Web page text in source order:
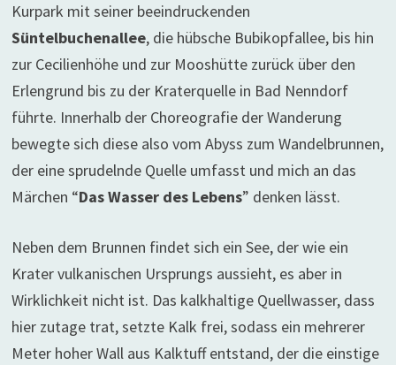
Kurpark mit seiner beeindruckenden
Süntelbuchenallee, die hübsche Bubikopfallee, bis hin
zur Cecilienhöhe und zur Mooshütte zurück über den
Erlengrund bis zu der Kraterquelle in Bad Nenndorf
führte. Innerhalb der Choreografie der Wanderung
bewegte sich diese also vom Abyss zum Wandelbrunnen,
der eine sprudelnde Quelle umfasst und mich an das
Märchen “Das Wasser des Lebens” denken lässt.
Neben dem Brunnen findet sich ein See, der wie ein
Krater vulkanischen Ursprungs aussieht, es aber in
Wirklichkeit nicht ist. Das kalkhaltige Quellwasser, dass
hier zutage trat, setzte Kalk frei, sodass ein mehrerer
Meter hoher Wall aus Kalktuff entstand, der die einstige